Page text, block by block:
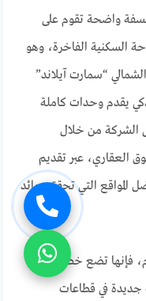
واضحة تقوم على
السكنية الفاخرة، وهو
“سمارت آيلاند”
يقدم وحدات كاملة
الشركة من خلال
العقاري، عبر تقديم
التي تحقق عوائد
فإنها تضع خطة
في قطاعات